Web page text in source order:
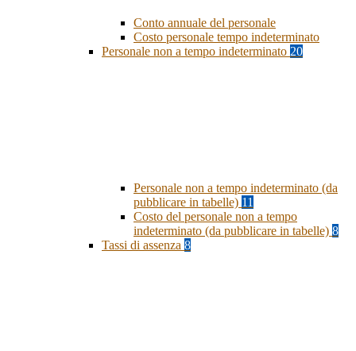
Conto annuale del personale
Costo personale tempo indeterminato
Personale non a tempo indeterminato 20
Personale non a tempo indeterminato (da
pubblicare in tabelle) 11
Costo del personale non a tempo
indeterminato (da pubblicare in tabelle) 8
Tassi di assenza 8